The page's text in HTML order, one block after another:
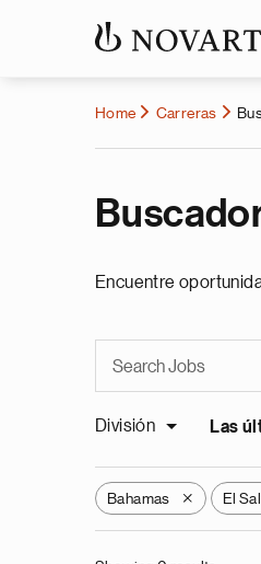
Home Carreras
Encuentre
División Las
Bahamas X El